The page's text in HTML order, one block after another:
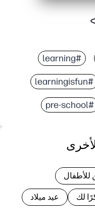
#learning
#learningisfun
#pre-school
للأطفال
لك عيد ميلاد